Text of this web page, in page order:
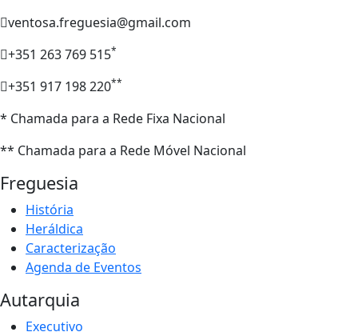
ventosa.freguesia@gmail.com
+351 263 769 515*
+351 917 198 220**
* Chamada para a Rede Fixa Nacional
** Chamada para a Rede Móvel Nacional
Freguesia
História
Heráldica
Caracterização
Agenda de Eventos
Autarquia
Executivo